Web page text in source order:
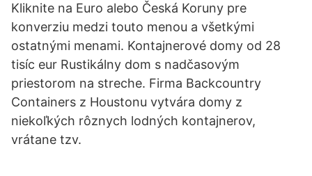
Kliknite na Euro alebo Česká Koruny pre
konverziu medzi touto menou a všetkými
ostatnými menami. Kontajnerové domy od 28
tisíc eur Rustikálny dom s nadčasovým
priestorom na streche. Firma Backcountry
Containers z Houstonu vytvára domy z
niekoľkých rôznych lodných kontajnerov,
vrátane tzv.